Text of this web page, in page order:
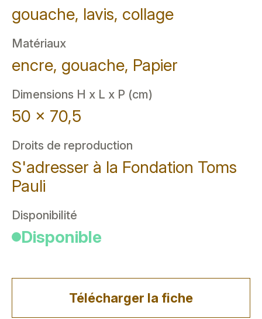
gouache, lavis, collage
Matériaux
encre, gouache, Papier
Dimensions H x L x P (cm)
50 x 70,5
Droits de reproduction
S'adresser à la Fondation Toms
Pauli
Disponibilité
Disponible
Télécharger la fiche